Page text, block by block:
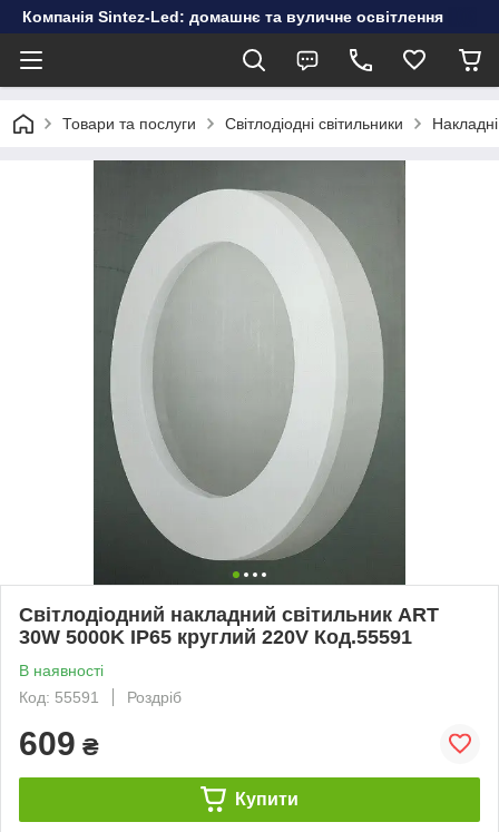
Компанія Sintez-Led: домашнє та вуличне освітлення
Товари та послуги Світлодіодні світильники
Світлодіодний накладний світильник ART
30W 5000K IP65 круглий 220V Код.55591
В наявності
Код: 55591
Роздріб
609 ₴
Купити